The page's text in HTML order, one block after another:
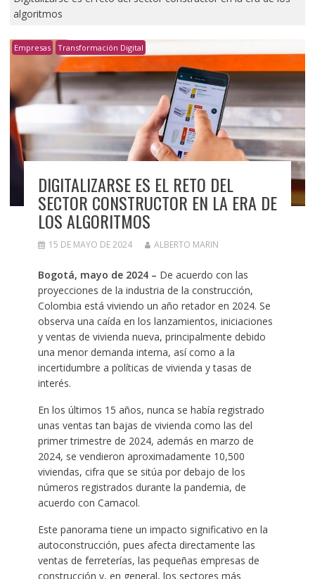
algoritmos
Empresas Transformación Digital
DIGITALIZARSE ES EL RETO DEL
SECTOR CONSTRUCTOR EN LA ERA DE
LOS ALGORITMOS
15 DE MAYO DE 2024 ALBERTO MARIN
Bogotá, mayo de 2024 – De acuerdo con las
proyecciones de la industria de la construcción,
Colombia está viviendo un año retador en 2024. Se
observa una caída en los lanzamientos, iniciaciones
y ventas de vivienda nueva, principalmente debido
una menor demanda interna, así como a la
incertidumbre a políticas de vivienda y tasas de
interés.
En los últimos 15 años, nunca se había registrado
unas ventas tan bajas de vivienda como las del
primer trimestre de 2024, además en marzo de
2024, se vendieron aproximadamente 10,500
viviendas, cifra que se sitúa por debajo de los
números registrados durante la pandemia, de
acuerdo con Camacol.
Este panorama tiene un impacto significativo en la
autoconstrucción, pues afecta directamente las
ventas de ferreterías, las pequeñas empresas de
construcción y, en general, los sectores más